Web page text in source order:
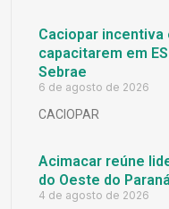
Caciopar
capacitarem em
Sebrae
6 de agosto de 2026
CACIOPAR
Acimacar reúne
do Oeste do
4 de agosto de 2026